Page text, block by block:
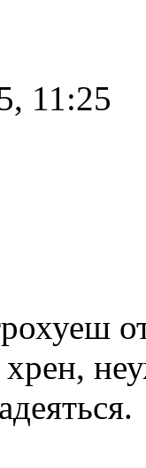
11:25